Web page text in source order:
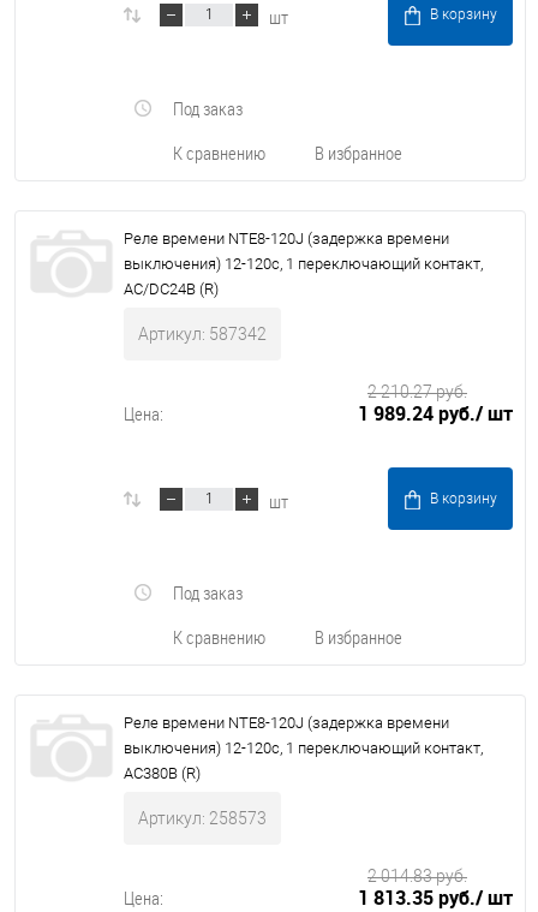
шт В корзину
К сравнению В избранное
Под заказ
Реле времени NTE8-120J (задержка времени
выключения) 12-120с, 1 переключающий контакт,
AC/DC24В (R)
Артикул: 587342
Цена: 1 989.24 руб./ шт
2 210.27 руб.
шт В корзину
К сравнению В избранное
Под заказ
Реле времени NTE8-120J (задержка времени
выключения) 12-120с, 1 переключающий контакт,
AC380В (R)
Артикул: 258573
Цена: 1 813.35 руб./ шт
2 014.83 руб.